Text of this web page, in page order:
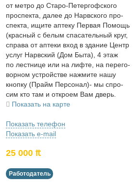
от мет­ро до Ста­ро-Пе­тер­гоф­ско­го
про­спек­та, да­лее до Нарв­ско­го про­
спек­та, ищи­те ап­те­ку Пер­вая По­мощь
(крас­ный с бе­лым спа­са­тель­ный круг,
спра­ва от ап­те­ки вход в зда­ние Центр
услуг Нарв­ский (Дом Бы­та), 4 этаж
по лест­ни­це или на лиф­те, на пе­ре­го­
вор­ном устрой­стве на­жми­те на­шу
кноп­ку (Прайм Пер­со­нал)- мы спро­
сим кто там и от­кро­ем Вам дверь.
Показать на карте
Показать телефон
Показать e-mail
25 000 ₶
Работодатель